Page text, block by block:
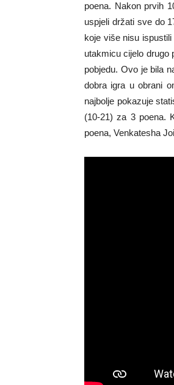
poena. Nakon prvih
uspjeli držati sve do
koje više nisu
utakmicu cijelo drugo
pobjedu. Ovo je bila
dobra igra u obrani
najbolje pokazuje
(10-21) za 3 poena.
poena, Venkatesha